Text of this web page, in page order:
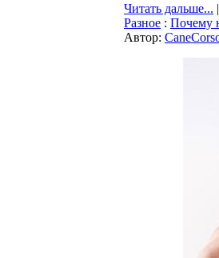
Читать дальше...
Разное : Почему
Автор: